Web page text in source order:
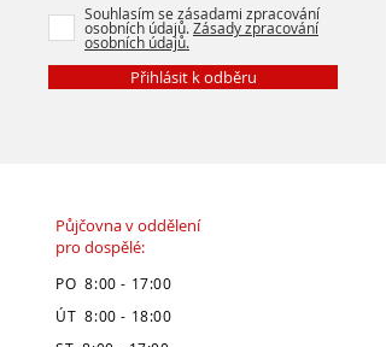
Souhlasím se zásadami zpracování
osobních údajů.Zásady zpracování
osobních údajů.
Přihlásit k odběru
Půjčovna v oddělení
pro dospělé:
PO 8:00 - 17:00
ÚT 8:00 - 18:00